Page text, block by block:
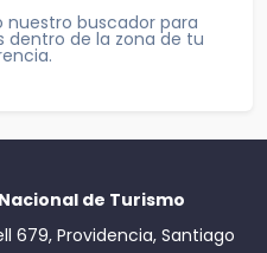
nuestro buscador para
dentro de la zona de tu
de Turismo
679, Providencia, Santiago